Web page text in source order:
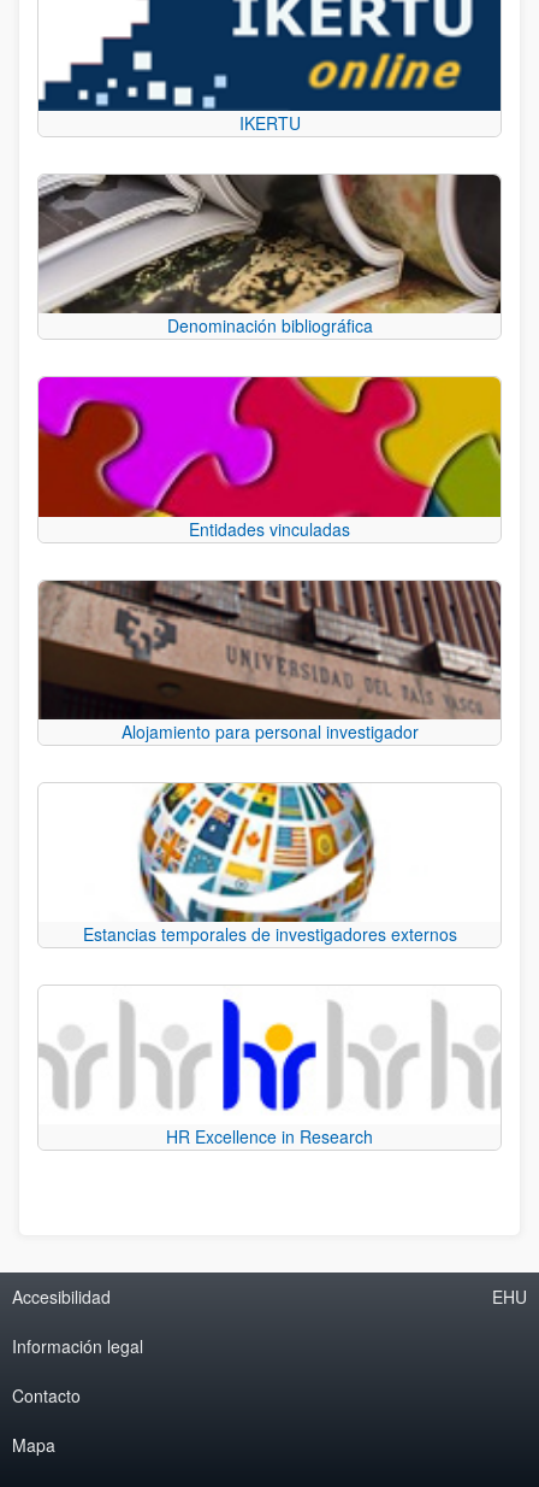
IKERTU
Denominación bibliográfica
Entidades vinculadas
Alojamiento para personal investigador
Estancias temporales de investigadores externos
HR Excellence in Research
Accesibilidad
Información legal
Contacto
Mapa
EHU